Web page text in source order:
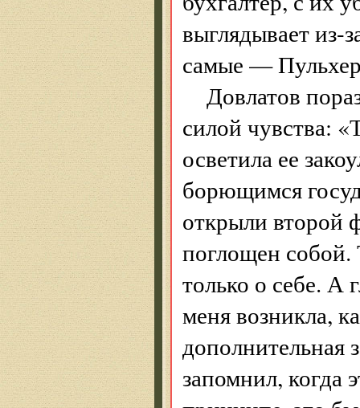
выглядывает из-
самые —
Довлатов
силой чувства:
осветила ее
борющимся
открыли второй
поглощен собой.
только о себе. А
меня возникла,
дополнительная
запомнил, когда